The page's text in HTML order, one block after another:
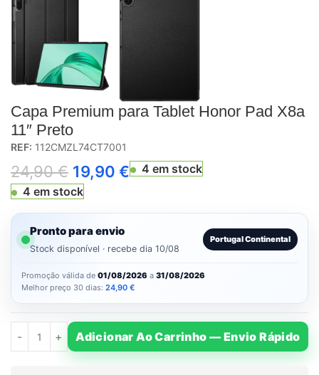
Capa Premium para Tablet Honor Pad X8a
11″ Preto
REF: 112CMZL74CT7001
24,90€ 19,90 €
4 em stock
4 em stock
Pronto para envio
Stock disponível · recebe dia 10/08
Portugal Continental
Promoção válida de 01/08/2026 a 31/08/2026
Melhor preço 30 dias: 24,90 €
Adicionar Ao Carrinho — Envio Rápido